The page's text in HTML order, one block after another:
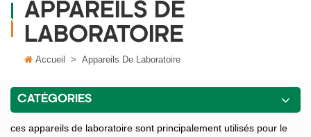
APPAREILS DE
LABORATOIRE
Accueil > Appareils De Laboratoire
CATÉGORIES
ces appareils de laboratoire sont principalement utilisés pour le